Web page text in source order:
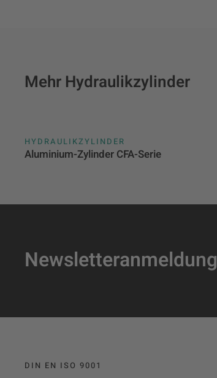
Mehr Hydraulikzylinder
HYDRAULIKZYLINDER
Aluminium-Zylinder CFA-Serie
Newsletteranmeldung
DIN EN ISO 9001